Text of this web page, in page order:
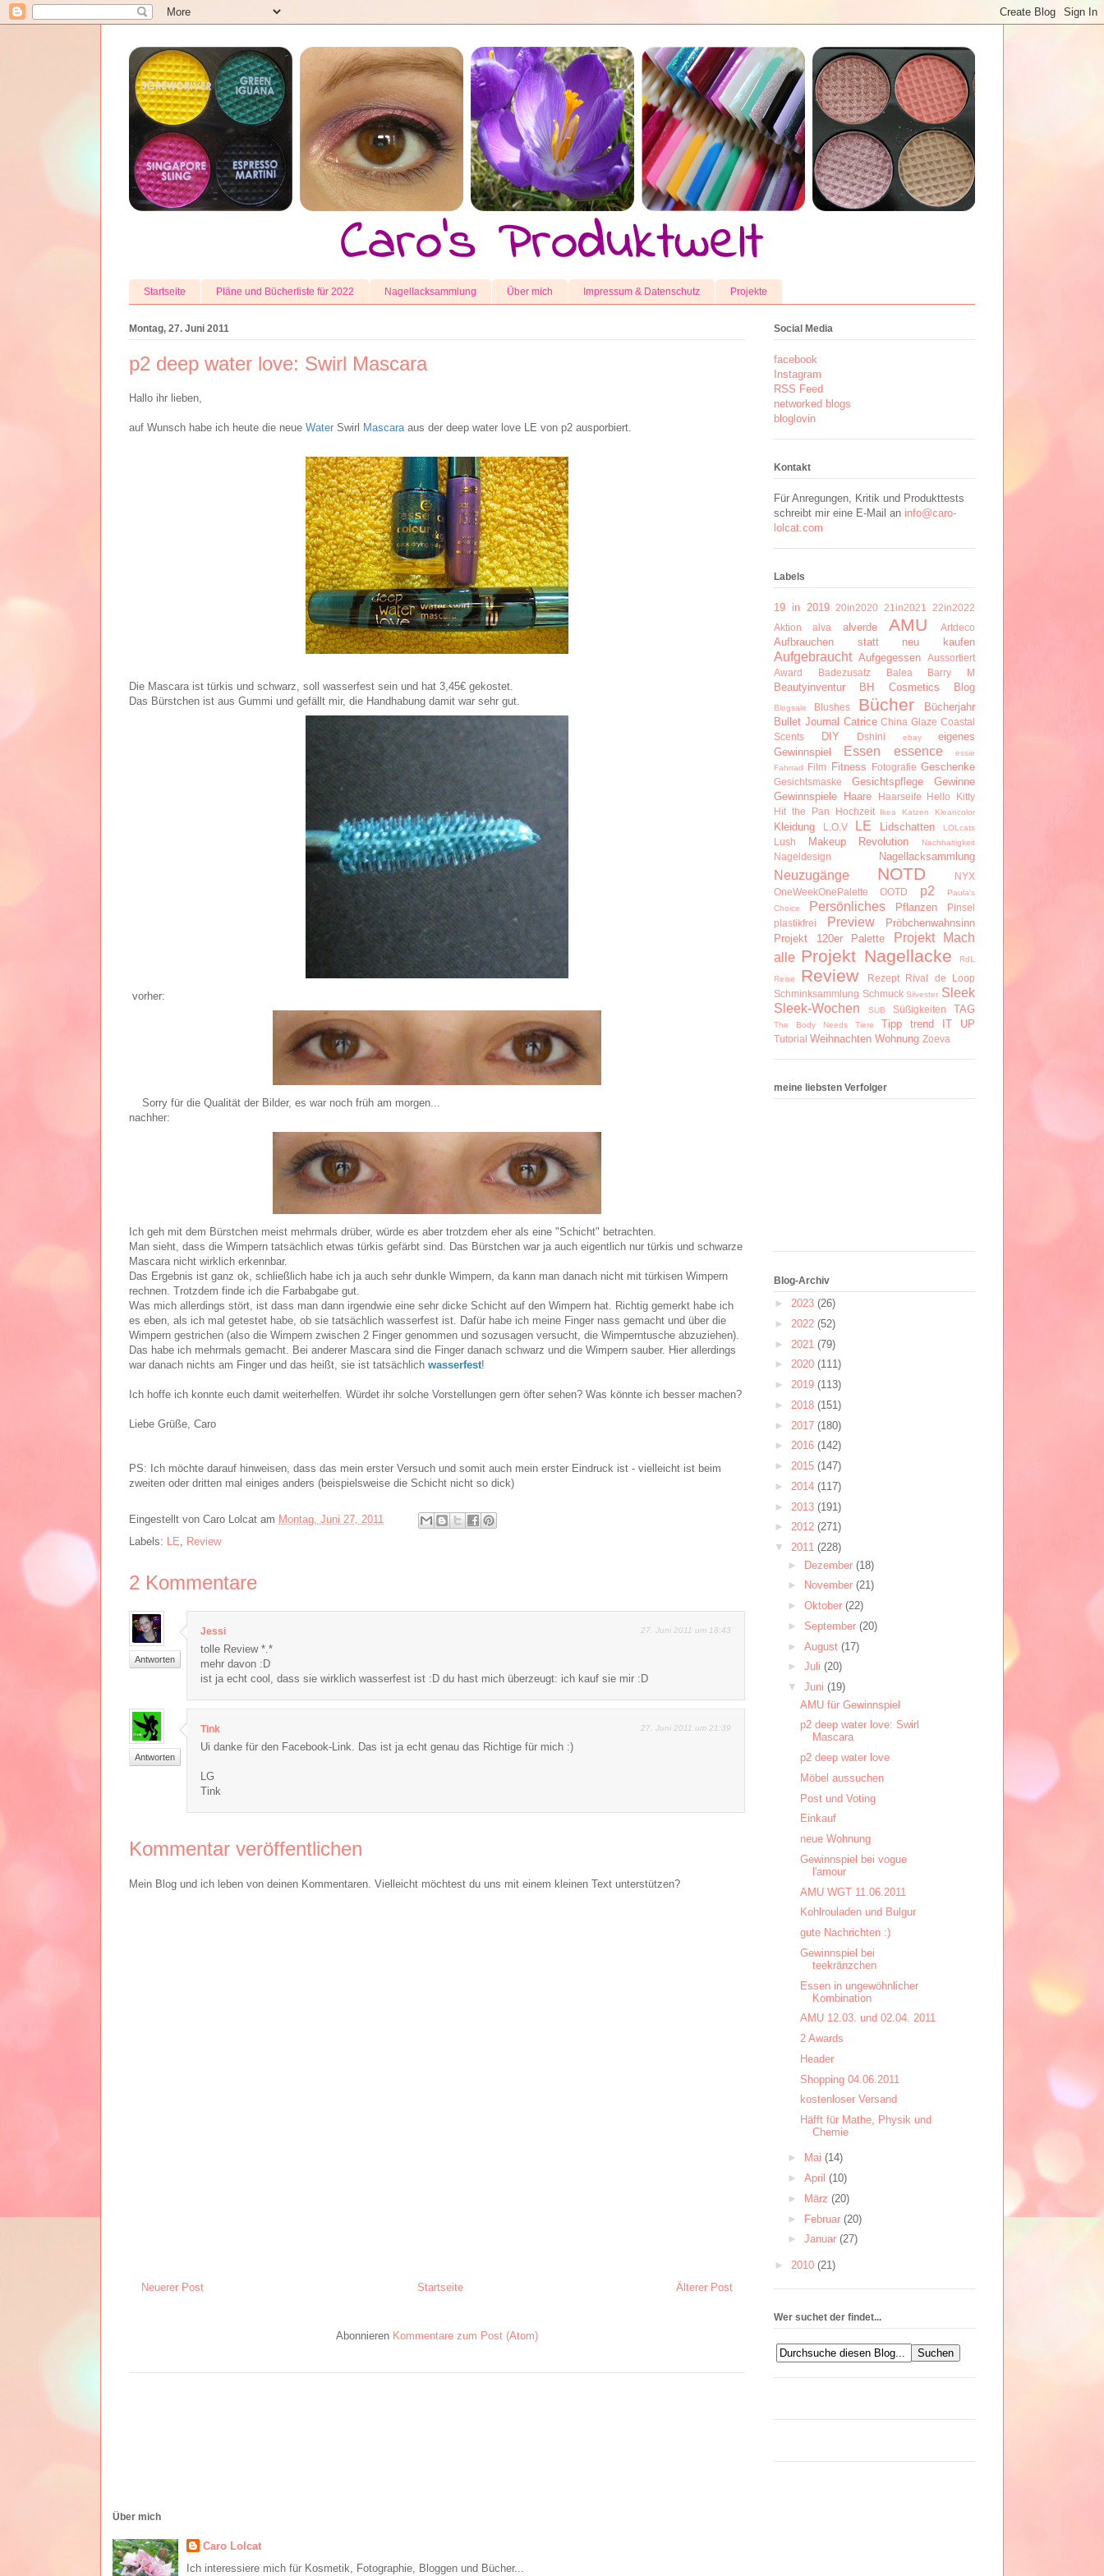
Startseite Pläne und Bücherliste für 2022 Nagellacksammlung Über mich Impressum & Datenschutz Projekte
Montag, 27. Juni 2011
p2 deep water love: Swirl Mascara
Hallo ihr lieben,
auf Wunsch habe ich heute die neue Water Swirl Mascara aus der deep water love LE von p2 ausporbiert.
Die Mascara ist türkis und schwarz, soll wasserfest sein und hat 3,45€ gekostet.
Das Bürstchen ist aus Gummi und gefällt mir, die Handhabung damit war sehr gut.
vorher:
Sorry für die Qualität der Bilder, es war noch früh am morgen...
nachher:
Ich geh mit dem Bürstchen meist mehrmals drüber, würde es aber trotzdem eher als eine "Schicht" betrachten.
Man sieht, dass die Wimpern tatsächlich etwas türkis gefärbt sind. Das Bürstchen war ja auch eigentlich nur türkis und schwarze
Mascara nicht wirklich erkennbar.
Das Ergebnis ist ganz ok, schließlich habe ich ja auch sehr dunkle Wimpern, da kann man danach nicht mit türkisen Wimpern
rechnen. Trotzdem finde ich die Farbabgabe gut.
Was mich allerdings stört, ist dass man dann irgendwie eine sehr dicke Schicht auf den Wimpern hat. Richtig gemerkt habe ich
es eben, als ich mal getestet habe, ob sie tatsächlich wasserfest ist. Dafür habe ich meine Finger nass gemacht und über die
Wimpern gestrichen (also die Wimpern zwischen 2 Finger genommen und sozusagen versucht, die Wimperntusche abzuziehen).
Das habe ich mehrmals gemacht. Bei anderer Mascara sind die Finger danach schwarz und die Wimpern sauber. Hier allerdings
war danach nichts am Finger und das heißt, sie ist tatsächlich wasserfest!
Ich hoffe ich konnte euch damit weiterhelfen. Würdet ihr solche Vorstellungen gern öfter sehen? Was könnte ich besser machen?
Liebe Grüße, Caro
PS: Ich möchte darauf hinweisen, dass das mein erster Versuch und somit auch mein erster Eindruck ist - vielleicht ist beim
zweiten oder dritten mal einiges anders (beispielsweise die Schicht nicht so dick)
Eingestellt von Caro Lolcat am Montag, Juni 27, 2011
Labels: LE, Review
2 Kommentare
Antworten
Jessi 27. Juni 2011 um 18:43
tolle Review *.*
mehr davon :D
ist ja echt cool, dass sie wirklich wasserfest ist :D du hast mich überzeugt: ich kauf sie mir :D
Antworten
Tink 27. Juni 2011 um 21:39
Ui danke für den Facebook-Link. Das ist ja echt genau das Richtige für mich :)
LG
Tink
Kommentar veröffentlichen
Mein Blog und ich leben von deinen Kommentaren. Vielleicht möchtest du uns mit einem kleinen Text unterstützen?
Neuerer Post Älterer Post
Startseite
Abonnieren Kommentare zum Post (Atom)
Social Media
facebook
Instagram
RSS Feed
networked blogs
bloglovin
Kontakt
Für Anregungen, Kritik und Produkttests
schreibt mir eine E-Mail an info@caro-
lolcat.com
Labels
19 in 2019 20in2020 21in2021
22in2022
Aktion
alva alverde AMU Artdeco
Aufbrauchen statt neu kaufen
Aufgebraucht Aufgegessen
Aussortiert
Award
Badezusatz Balea Barry M
Beautyinventur BH Cosmetics Blog
Blogsale Blushes Bücher
Bücherjahr
Bullet Journal Catrice China Glaze Coastal
Scents
DIY Dshini ebay
eigenes
Gewinnspiel
Essen essence
essie
Fahrrad
Film Fitness Fotografie Geschenke
Gesichtsmaske Gesichtspflege
Gewinne
Gewinnspiele
Haare Haarseife
Hello Kitty
Hit the Pan
Hochzeit Ikea Katzen Kleancolor
Kleidung L.O.V LE Lidschatten LOLcats
Lush Makeup Revolution Nachhaltigkeit
Nageldesign Nagellacksammlung
Neuzugänge NOTD
NYX
OneWeekOnePalette
OOTD p2
Paula's
Choice
Persönliches Pflanzen
Pinsel
plastikfrei
Preview
Pröbchenwahnsinn
Projekt 120er Palette
Projekt Mach
alle Projekt Nagellacke RdL
Reise Review Rezept
Rival de Loop
Schminksammlung Schmuck Silvester Sleek
Sleek-Wochen
SUB Süßigkeiten TAG
The Body Needs Tiere Tipp trend IT UP
Tutorial Weihnachten Wohnung Zoeva
meine liebsten Verfolger
Blog-Archiv
► 2023 (26)
► 2022 (52)
► 2021 (79)
► 2020 (111)
► 2019 (113)
► 2018 (151)
► 2017 (180)
► 2016 (142)
► 2015 (147)
► 2014 (117)
► 2013 (191)
► 2012 (271)
▼ 2011 (228)
► Dezember (18)
►
November (21)
► Oktober (22)
► September (20)
► August (17)
► Juli (20)
▼ Juni (19)
AMU für Gewinnspiel
p2 deep water love: Swirl
Mascara
p2 deep water love
Möbel aussuchen
Post und Voting
Einkauf
neue Wohnung
Gewinnspiel bei vogue
l'amour
AMU WGT 11.06.2011
Kohlrouladen und Bulgur
gute Nachrichten :)
Gewinnspiel bei
teekränzchen
Essen in ungewöhnlicher
Kombination
AMU 12.03. und 02.04. 2011
2 Awards
Header
Shopping 04.06.2011
kostenloser Versand
Häfft für Mathe, Physik und
Chemie
► Mai (14)
► April (10)
►
März (20)
► Februar (20)
► Januar (27)
► 2010 (21)
Wer suchet der findet...
Über mich
Caro Lolcat
Ich interessiere mich für Kosmetik, Fotographie, Bloggen und Bücher...